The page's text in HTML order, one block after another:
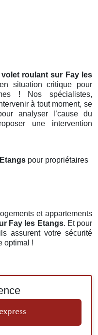
volet roulant sur Fay les
situation critique pour
! Nos spécialistes,
à tout moment, se
analyser l’cause du
une intervention
pour propriétaires
et appartements
Fay les Etangs. Et pour
assurent votre sécurité
optimal !